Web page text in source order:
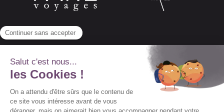
Abonnez-vous à notre newsletter